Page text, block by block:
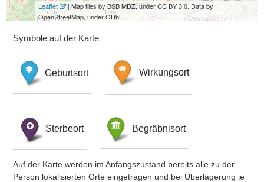
Leaflet
| Map tiles by BSB MDZ, under CC BY 3.0. Data by
OpenStreetMap, under ODbL.
Symbole auf der Karte
Geburtsort Wirkungsort
Sterbeort Begräbnisort
Auf der Karte werden im Anfangszustand bereits alle zu der
Person lokalisierten Orte eingetragen und bei Überlagerung je